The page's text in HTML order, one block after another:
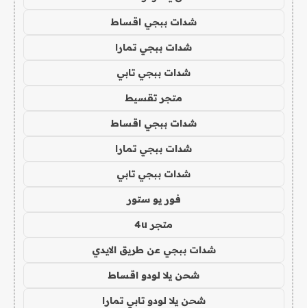
شدات ببجي اقساط
شدات ببجي تمارا
شدات ببجي تابي
متجر تقسيط
شدات ببجي اقساط
شدات ببجي تمارا
شدات ببجي تابي
فور يو ستور
متجر 4u
شدات ببجي عن طريق الايدي
شحن يلا لودو اقساط
شحن يلا لودو تابي تمارا